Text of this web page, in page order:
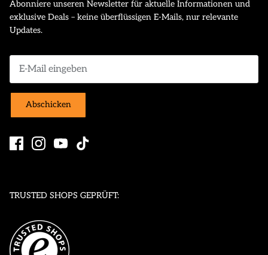
Abonniere unseren Newsletter für aktuelle Informationen und
exklusive Deals – keine überflüssigen E-Mails, nur relevante
Updates.
Abschicken
TRUSTED SHOPS GEPRÜFT: